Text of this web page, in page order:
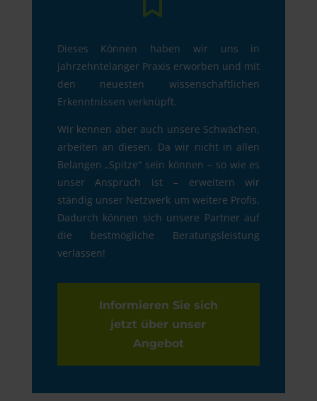
Dieses Können haben wir uns in
jahrzehntelanger Praxis erworben und mit
den neuesten wissenschaftlichen
Erkenntnissen verknüpft.
Wir kennen aber auch unsere Schwächen,
arbeiten an diesen. Da wir nicht in allen
Belangen „Spitze“ sein können – so wie es
unser Anspruch ist – erweitern wir
ständig unser Netzwerk um weitere Profis.
Dadurch können sich unsere Partner auf
die bestmögliche Beratungsleistung
verlassen!
Informieren Sie sich
jetzt über unser
Angebot